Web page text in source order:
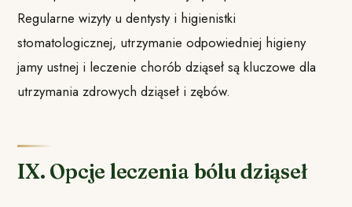
Regularne wizyty u dentysty i higienistki
stomatologicznej, utrzymanie odpowiedniej higieny
jamy ustnej i leczenie chorób dziąseł są kluczowe dla
utrzymania zdrowych dziąseł i zębów.
IX. Opcje leczenia bólu dziąseł